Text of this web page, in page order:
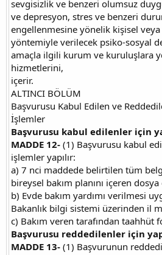
sevgisizlik ve benzeri olumsuz
ve depresyon, stres ve benzeri
engellenmesine yönelik kişisel veya
yöntemiyle verilecek psiko-sosyal
amaçla ilgili kurum ve kuruluşlara
hizmetlerini,
içerir.
ALTINCI BÖLÜM
Başvurusu Kabul Edilen ve
İşlemler
Başvurusu kabul edilenler için
MADDE 12- (1) Başvurusu kabul
işlemler yapılır:
a) 7 nci maddede belirtilen tüm
bireysel bakım planını içeren
b) Evde bakım yardımı verilmesi
Bakanlık bilgi sistemi üzerinden il
c) Bakım veren tarafından taahhüt
Başvurusu reddedilenler için
MADDE 13- (1) Başvurunun